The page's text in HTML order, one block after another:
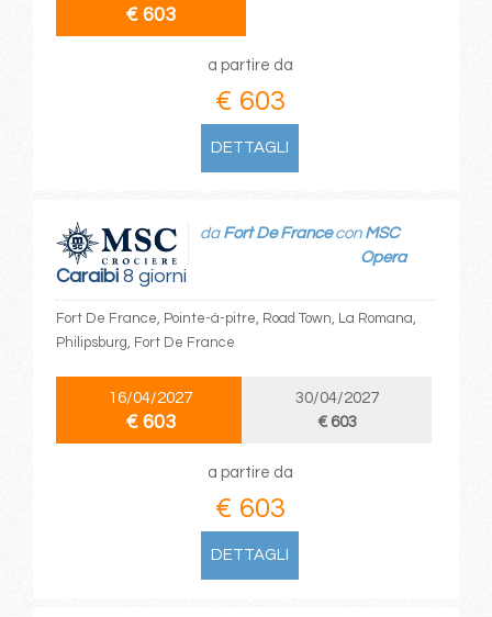
€ 603
a partire da
€ 603
DETTAGLI
Caraibi8 giorni
da Fort De Francecon MSC
Opera
Fort De France, Pointe-à-pitre, Road Town, La Romana,
Philipsburg, Fort De France
16/04/2027
€ 603
30/04/2027
€ 603
a partire da
€ 603
DETTAGLI